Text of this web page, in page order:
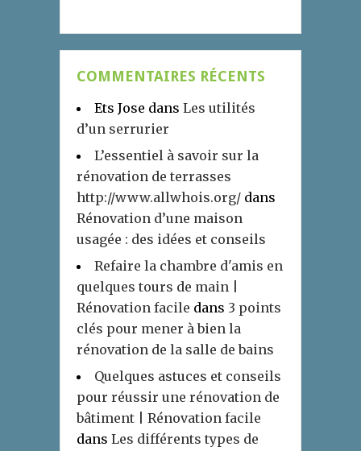
COMMENTAIRES RÉCENTS
Ets Jose dans Les utilités
d’un serrurier
L’essentiel à savoir sur la
rénovation de terrasses
http://www.allwhois.org/ dans
Rénovation d’une maison
usagée : des idées et conseils
Refaire la chambre d'amis en
quelques tours de main |
Rénovation facile dans 3 points
clés pour mener à bien la
rénovation de la salle de bains
Quelques astuces et conseils
pour réussir une rénovation de
bâtiment | Rénovation facile
dans Les différents types de